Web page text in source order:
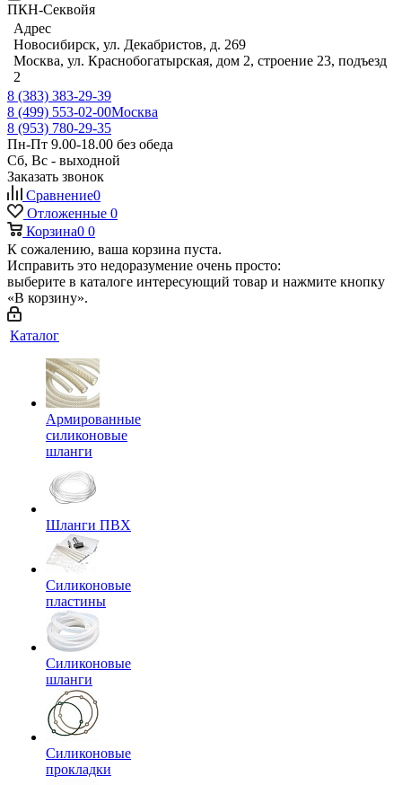
ПКН-Секвойя
Адрес
Новосибирск, ул. Декабристов, д. 269
Москва, ул. Краснобогатырская, дом 2, строение 23, подъезд
2
8 (383) 383-29-39
8 (499) 553-02-00Москва
8 (953) 780-29-35
Пн-Пт 9.00-18.00 без обеда
Сб, Вс - выходной
Заказать звонок
Сравнение0
Отложенные 0
Корзина0 0
К сожалению, ваша корзина пуста.
Исправить это недоразумение очень просто:
выберите в каталоге интересующий товар и нажмите кнопку
«В корзину».
Каталог
Армированные
силиконовые
шланги
Шланги ПВХ
Силиконовые
пластины
Силиконовые
шланги
Силиконовые
прокладки